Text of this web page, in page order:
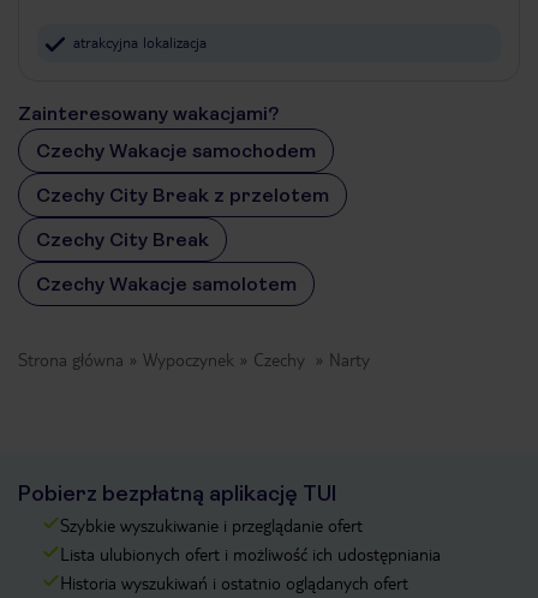
atrakcyjna lokalizacja
Zainteresowany wakacjami?
Czechy Wakacje samochodem
Czechy City Break z przelotem
Czechy City Break
Czechy Wakacje samolotem
Strona główna Wypoczynek Czechy Narty
Pobierz bezpłatną aplikację TUI
Szybkie wyszukiwanie i przeglądanie ofert
Lista ulubionych ofert i możliwość ich udostępniania
Historia wyszukiwań i ostatnio oglądanych ofert